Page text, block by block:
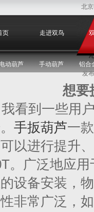
北
页 走进双鸟
动葫芦 手动葫芦 铝合
发
想要
我看到一些用
手扳葫芦一
以进行提升
。广泛地应
设备安装，
非常广泛，